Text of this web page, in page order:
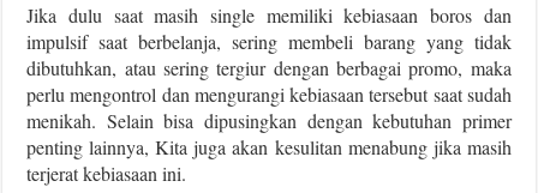
Jika dulu saat masih single memiliki kebiasaan boros dan
impulsif saat berbelanja, sering membeli barang yang tidak
dibutuhkan, atau sering tergiur dengan berbagai promo, maka
perlu mengontrol dan mengurangi kebiasaan tersebut saat sudah
menikah. Selain bisa dipusingkan dengan kebutuhan primer
penting lainnya, Kita juga akan kesulitan menabung jika masih
terjerat kebiasaan ini.